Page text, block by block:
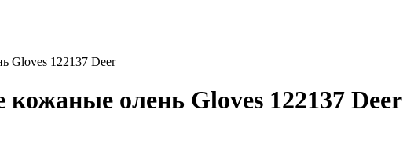
Gloves 122137 Deer
олень Gloves 122137 Deer